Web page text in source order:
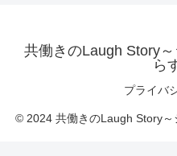
共働きのLaugh Story
ら
プライバ
© 2024 共働きのLaugh Story～